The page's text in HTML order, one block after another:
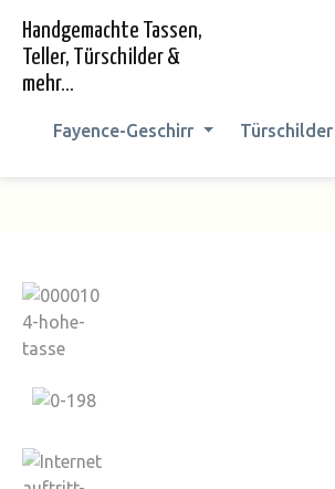
Zur Hauptnavigation
Handgemachte Tassen,
Teller, Türschilder &
mehr...
Fayence-Geschirr
Bildergalerie überspringen